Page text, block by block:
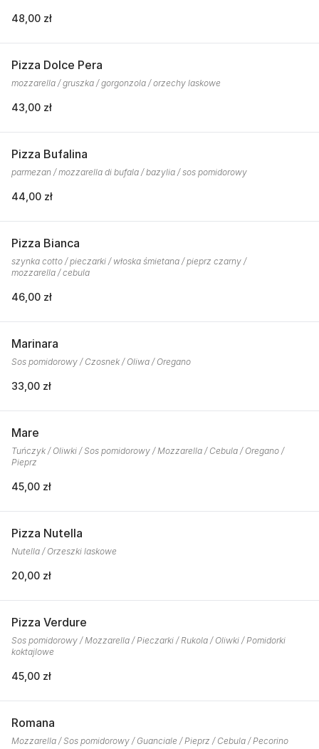
48,00 zł
Pizza Dolce Pera
mozzarella / gruszka / gorgonzola / orzechy laskowe
43,00 zł
Pizza Bufalina
parmezan / mozzarella di bufala / bazylia / sos pomidorowy
44,00 zł
Pizza Bianca
szynka cotto / pieczarki / włoska śmietana / pieprz czarny /
mozzarella / cebula
46,00 zł
Marinara
Sos pomidorowy / Czosnek / Oliwa / Oregano
33,00 zł
Mare
Tuńczyk / Oliwki / Sos pomidorowy / Mozzarella / Cebula / Oregano /
Pieprz
45,00 zł
Pizza Nutella
Nutella / Orzeszki laskowe
20,00 zł
Pizza Verdure
Sos pomidorowy / Mozzarella / Pieczarki / Rukola / Oliwki / Pomidorki
koktajlowe
45,00 zł
Romana
Mozzarella / Sos pomidorowy / Guanciale / Pieprz / Cebula / Pecorino